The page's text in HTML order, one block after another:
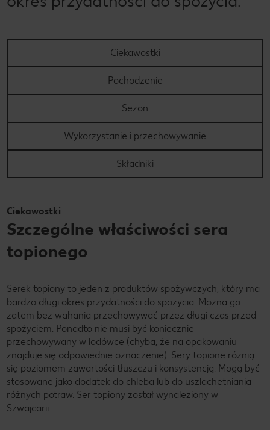
Ciekawostki
Pochodzenie
Sezon
Wykorzystanie i przechowywanie
Składniki
Ciekawostki
Szczególne właściwości sera
topionego
Serek topiony to jeden z produktów spożywczych, który ma
bardzo długi okres przydatności do spożycia. Można go
zatem bez wahania przechowywać przez długi czas przed
spożyciem. Ponadto nie musi być koniecznie
przechowywany w lodówce (chyba, że na opakowaniu
znajduje się odpowiednie oznaczenie). Sery topione różnią
się poziomem zawartości tłuszczu i konsystencją. Mogą być
stosowane jako dodatek do chleba lub do uszlachetniania
różnych potraw. Ser topiony został wynaleziony w
Szwajcarii.